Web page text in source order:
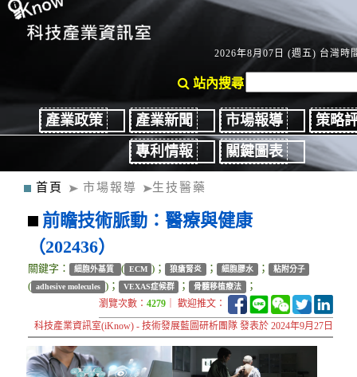
2026年8月07日 (週五) 台灣時
站內搜尋
產業政策 產業新聞 市場報導
策略
專利情報
關鍵圖表
首頁 市場報導 生技醫藥
前瞻技術脈動：醫療與健康
（202436）
關鍵字： 細胞外基質 ( ECM )； 狼瘡腎炎 ； 細胞膠水 ； 粘附分子
( adhesive molecules )； VEXAS症候群 ； 骨髓移植療法 ；
瀏覽次數：4279 ｜ 歡迎推文：
科技產業資訊室(iKnow) - 技術發展藍圖研析團隊 發表於 2024年9月27日